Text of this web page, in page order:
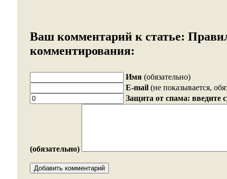
Ваш комментарий к статье:
комментирования:
Имя (обязательно)
E-mail (не показывается,
Защита от спама: введите
(обязательно)